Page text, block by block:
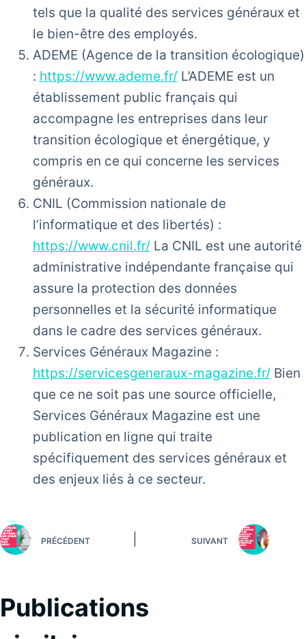
tels que la qualité des services généraux et
le bien-être des employés.
ADEME (Agence de la transition écologique)
: https://www.ademe.fr/L’ADEME est un
établissement public français qui
accompagne les entreprises dans leur
transition écologique et énergétique, y
compris en ce qui concerne les services
généraux.
CNIL (Commission nationale de
l’informatique et des libertés) :
https://www.cnil.fr/La CNIL est une autorité
administrative indépendante française qui
assure la protection des données
personnelles et la sécurité informatique
dans le cadre des services généraux.
Services Généraux Magazine :
https://servicesgeneraux-magazine.fr/Bien
que ce ne soit pas une source officielle,
Services Généraux Magazine est une
publication en ligne qui traite
spécifiquement des services généraux et
des enjeux liés à ce secteur.
PRÉCÉDENT SUIVANT
Publications